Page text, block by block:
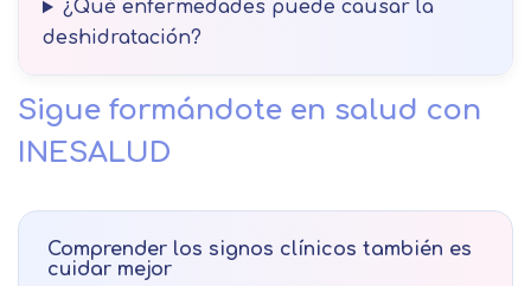
¿Qué enfermedades puede causar la
deshidratación?
Sigue formándote en salud con
INESALUD
Comprender los signos clínicos también es
cuidar mejor